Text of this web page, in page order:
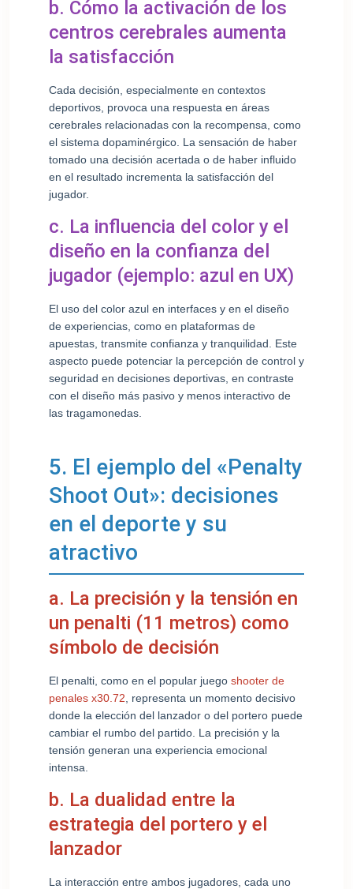
b. Cómo la activación de los
centros cerebrales aumenta
la satisfacción
Cada decisión, especialmente en contextos
deportivos, provoca una respuesta en áreas
cerebrales relacionadas con la recompensa, como
el sistema dopaminérgico. La sensación de haber
tomado una decisión acertada o de haber influido
en el resultado incrementa la satisfacción del
jugador.
c. La influencia del color y el
diseño en la confianza del
jugador (ejemplo: azul en UX)
El uso del color azul en interfaces y en el diseño
de experiencias, como en plataformas de
apuestas, transmite confianza y tranquilidad. Este
aspecto puede potenciar la percepción de control y
seguridad en decisiones deportivas, en contraste
con el diseño más pasivo y menos interactivo de
las tragamonedas.
5. El ejemplo del «Penalty
Shoot Out»: decisiones
en el deporte y su
atractivo
a. La precisión y la tensión en
un penalti (11 metros) como
símbolo de decisión
El penalti, como en el popular juego shooter de
penales x30.72 , representa un momento decisivo
donde la elección del lanzador o del portero puede
cambiar el rumbo del partido. La precisión y la
tensión generan una experiencia emocional
intensa.
b. La dualidad entre la
estrategia del portero y el
lanzador
La interacción entre ambos jugadores, cada uno